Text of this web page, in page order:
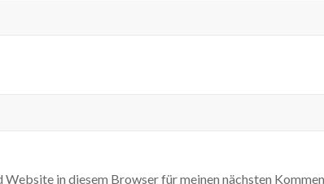
in diesem Browser für meinen nächsten